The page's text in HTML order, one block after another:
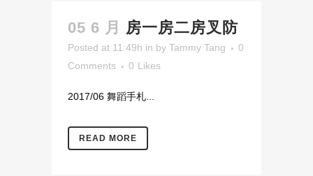
05 6 月 房一房二房叉防
Posted at 11:49h in by Tammy Tang
0
Comments
0 Likes
2017/06 舞蹈手札...
READ MORE